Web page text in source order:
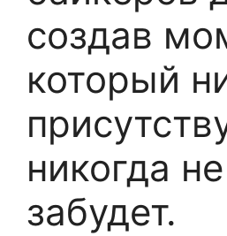
создав
который
никогда не
забудет.